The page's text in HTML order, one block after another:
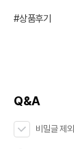
#상품후기
Q&A
비밀글 제외